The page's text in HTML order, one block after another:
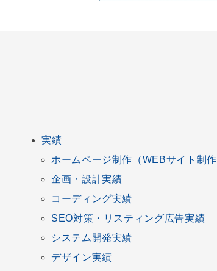
実績
ホームページ制作 （WEBサイト制作
企画 ・ 設計実績
コーディング実績
SEO対策 ・ リスティング広告実績
システム開発実績
デザイン実績